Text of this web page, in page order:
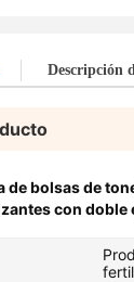
Descripción
bolsas de
con doble